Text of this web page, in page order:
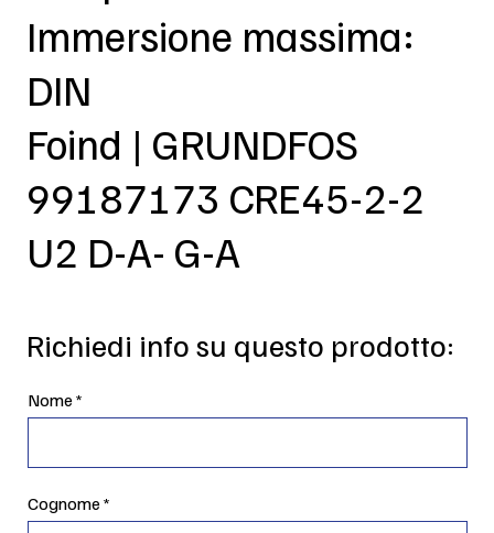
Immersione massima:
DIN
Foind | GRUNDFOS
99187173 CRE45-2-2
U2 D-A- G-A
Richiedi info su questo prodotto:
Nome
Cognome